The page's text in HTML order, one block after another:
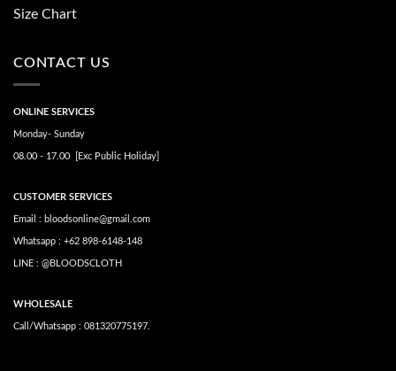
Size Chart
CONTACT US
ONLINE SERVICES
Monday- Sunday
08.00 - 17.00 [Exc Public Holiday]
CUSTOMER SERVICES
Email : bloodsonline@gmail.com
Whatsapp : +62 898-6148-148
LINE : @BLOODSCLOTH
WHOLESALE
Call/Whatsapp : 081320775197.